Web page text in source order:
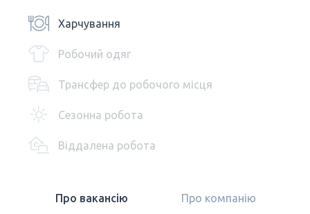
Харчування
Робочий одяг
Трансфер до робочого місця
Сезонна робота
Віддалена робота
Про вакансію Про компанію